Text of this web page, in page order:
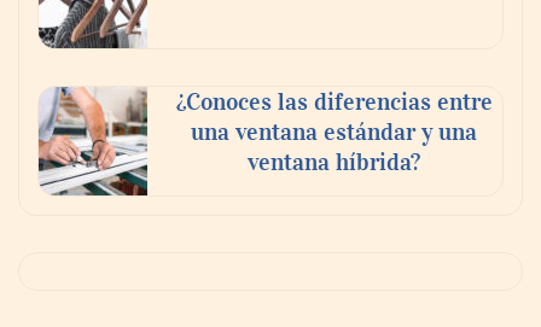
¿Conoces las diferencias entre
una ventana estándar y una
ventana híbrida?